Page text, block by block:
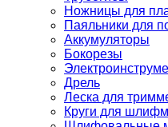
Ножницы для
Паяльники для
Аккумуляторы
Бокорезы
Дрель
Леска для
Круги для